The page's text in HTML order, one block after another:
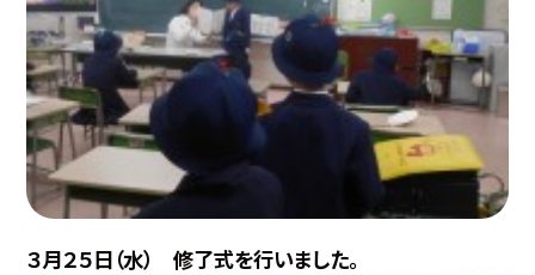
３月２５日（水） 修了式を行いました。